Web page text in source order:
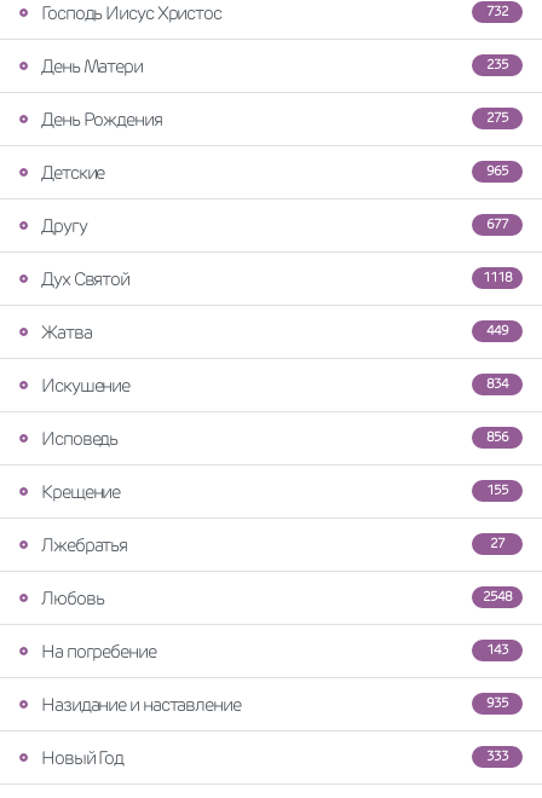
732
Господь Иисус Христос
235
День Матери
275
День Рождения
965
Детские
677
Другу
1118
Дух Святой
449
Жатва
834
Искушение
856
Исповедь
155
Крещение
27
Лжебратья
2548
Любовь
143
На погребение
935
Назидание и наставление
333
Новый Год